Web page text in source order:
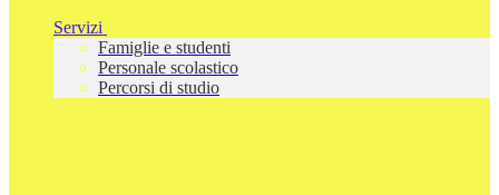
Servizi
Famiglie e studenti
Personale scolastico
Percorsi di studio